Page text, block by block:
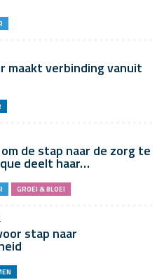
maakt verbinding vanuit
de stap naar de zorg te
deelt haar…
GROEI & BLOEI
stap naar